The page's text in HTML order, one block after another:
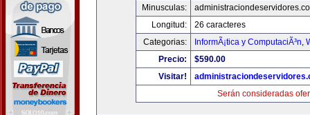
Minusculas:
Longitud:
26 caracteres
Categorias:
InformÃ¡tica y ComputaciÃ³n,
Precio:
$590.00
Visitar!
Serán consideradas